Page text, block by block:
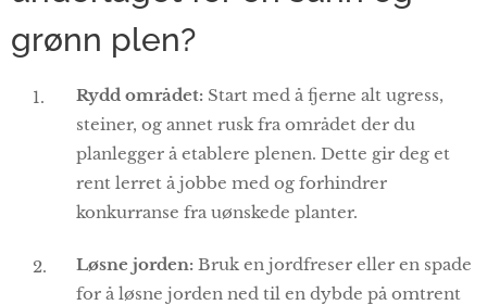
grønn plen?
Rydd området: Start med å fjerne alt ugress,
steiner, og annet rusk fra området der du
planlegger å etablere plenen. Dette gir deg et
rent lerret å jobbe med og forhindrer
konkurranse fra uønskede planter.
Løsne jorden: Bruk en jordfreser eller en spade
for å løsne jorden ned til en dybde på omtrent